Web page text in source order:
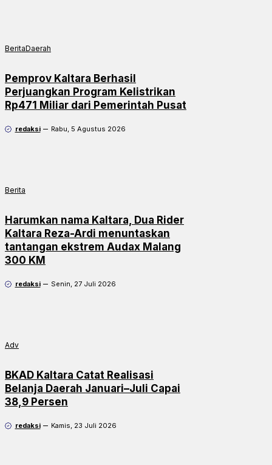
BeritaDaerah
Pemprov Kaltara Berhasil
Perjuangkan Program Kelistrikan
Rp471 Miliar dari Pemerintah Pusat
redaksi Rabu, 5 Agustus 2026
Berita
Harumkan nama Kaltara, Dua Rider
Kaltara Reza-Ardi menuntaskan
tantangan ekstrem Audax Malang
300 KM
redaksi Senin, 27 Juli 2026
Adv
BKAD Kaltara Catat Realisasi
Belanja Daerah Januari–Juli Capai
38,9 Persen
redaksi Kamis, 23 Juli 2026